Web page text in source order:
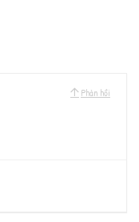
Phản hồi